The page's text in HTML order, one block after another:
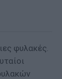
φυλακές.